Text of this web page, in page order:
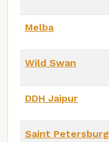
Melba
Wild Swan
DDH Jaipur
Saint Petersburg